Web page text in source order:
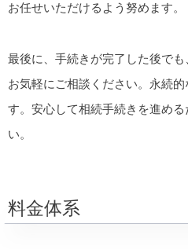
お任せいただけるよう努めます。
最後に、手続きが完了した後で
お気軽にご相談ください。永続
す。安心して相続手続きを進め
い。
料金体系